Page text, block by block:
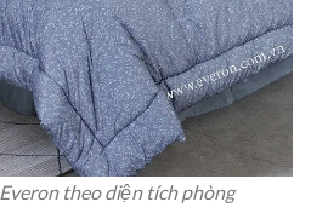
theo diện tích phòng